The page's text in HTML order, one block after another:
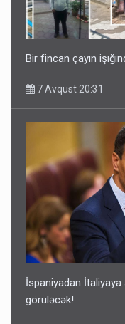
Bir fincan çayın
7 Avqust 20:31
İspaniyadan İtaliyaya
görüləcək!